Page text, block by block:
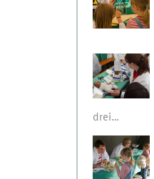
drei…